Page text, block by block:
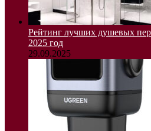
Рейтинг лучших душевых
2025 год
29.09.2025